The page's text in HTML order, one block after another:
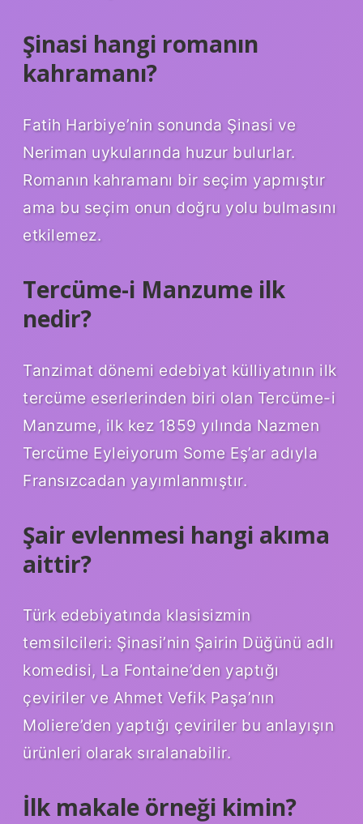
Şinasi hangi romanın
kahramanı?
Fatih Harbiye’nin sonunda Şinasi ve
Neriman uykularında huzur bulurlar.
Romanın kahramanı bir seçim yapmıştır
ama bu seçim onun doğru yolu bulmasını
etkilemez.
Tercüme-i Manzume ilk
nedir?
Tanzimat dönemi edebiyat külliyatının ilk
tercüme eserlerinden biri olan Tercüme-i
Manzume, ilk kez 1859 yılında Nazmen
Tercüme Eyleiyorum Some Eş’ar adıyla
Fransızcadan yayımlanmıştır.
Şair evlenmesi hangi akıma
aittir?
Türk edebiyatında klasisizmin
temsilcileri: Şinasi’nin Şairin Düğünü adlı
komedisi, La Fontaine’den yaptığı
çeviriler ve Ahmet Vefik Paşa’nın
Moliere’den yaptığı çeviriler bu anlayışın
ürünleri olarak sıralanabilir.
İlk makale örneği kimin?